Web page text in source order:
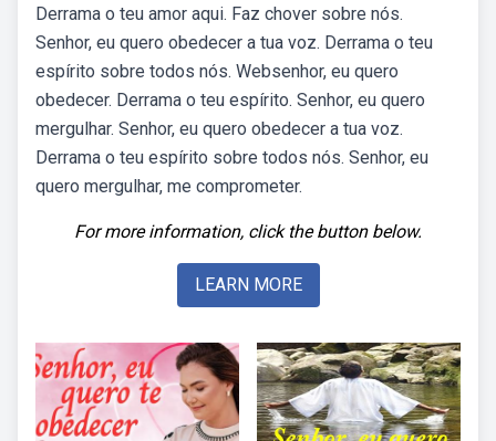
Derrama o teu amor aqui. Faz chover sobre nós.
Senhor, eu quero obedecer a tua voz. Derrama o teu
espírito sobre todos nós. Websenhor, eu quero
obedecer. Derrama o teu espírito. Senhor, eu quero
mergulhar. Senhor, eu quero obedecer a tua voz.
Derrama o teu espírito sobre todos nós. Senhor, eu
quero mergulhar, me comprometer.
For more information, click the button below.
LEARN MORE